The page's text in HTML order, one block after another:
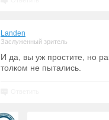
Landen
Заслуженный зритель
И да, вы уж простите, но
толком не пытались.